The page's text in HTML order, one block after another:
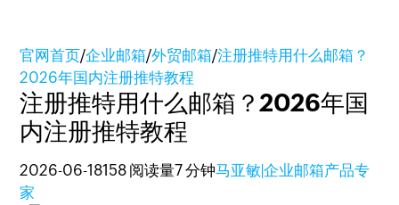
官网首页/企业邮箱/外贸邮箱/注册推特用什么邮箱？
2026年国内注册推特教程
注册推特用什么邮箱？2026年国
内注册推特教程
2026-06-18158 阅读量7 分钟马亚敏|企业邮箱产品专
家